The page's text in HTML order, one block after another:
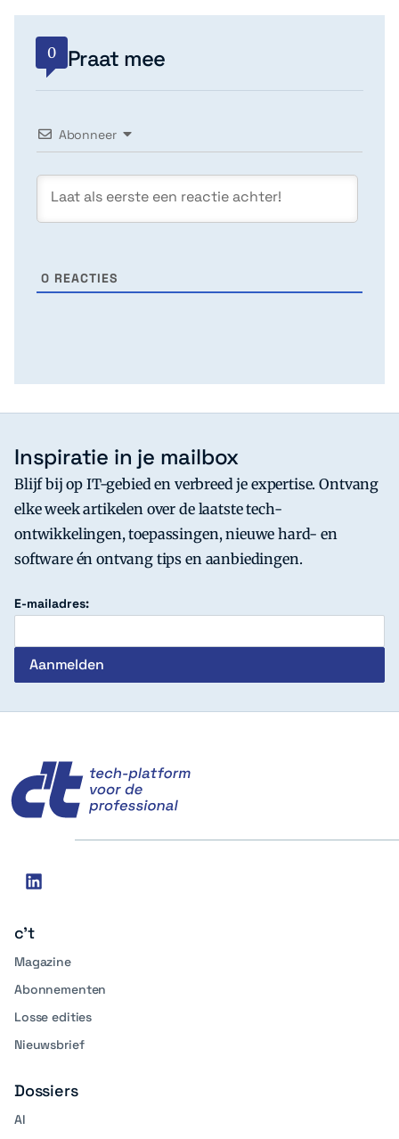
0 Praat mee
Abonneer
0 REACTIES
Inspiratie in je mailbox
Blijf bij op IT-gebied en verbreed je expertise. Ontvang
elke week artikelen over de laatste tech-
ontwikkelingen, toepassingen, nieuwe hard- en
software én ontvang tips en aanbiedingen.
E-mailadres:
Social
linkedin
c't
Magazine
Abonnementen
Losse edities
Nieuwsbrief
Dossiers
AI